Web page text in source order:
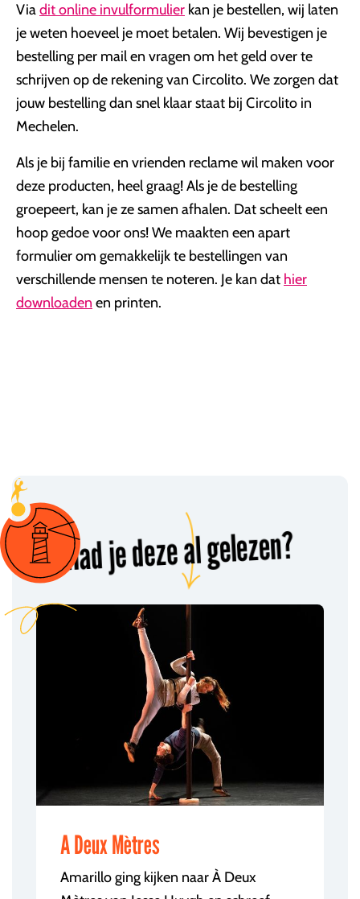
Viadit online invulformulier kan je bestellen, wij laten
je weten hoeveel je moet betalen. Wij bevestigen je
bestelling per mail en vragen om het geld over te
schrijven op de rekening van Circolito. We zorgen dat
jouw bestelling dan snel klaar staat bij Circolito in
Mechelen.
Als je bij familie en vrienden reclame wil maken voor
deze producten, heel graag! Als je de bestelling
groepeert, kan je ze samen afhalen. Dat scheelt een
hoop gedoe voor ons! We maakten een apart
formulier om gemakkelijk te bestellingen van
verschillende mensen te noteren. Je kan dat hier
downloaden en printen.
Had je deze al gelezen?
A Deux Mètres
Amarillo ging kijken naar À Deux